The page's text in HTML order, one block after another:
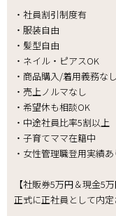
・社員割引制度有
・服装自由
・髪型自由
・ネイル・ピアスOK
・商品購入/着用義務なし
・売上ノルマなし
・希望休も相談OK
・中途社員比率5割以上
・子育てママ在籍中
・女性管理職登用実績あ
【社販券5万円＆現金5
正式に正社員として内定